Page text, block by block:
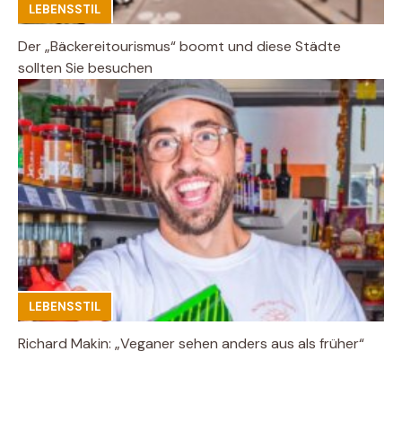
LEBENSSTIL
Der „Bäckereitourismus“ boomt und diese Städte
sollten Sie besuchen
LEBENSSTIL
Richard Makin: „Veganer sehen anders aus als früher“